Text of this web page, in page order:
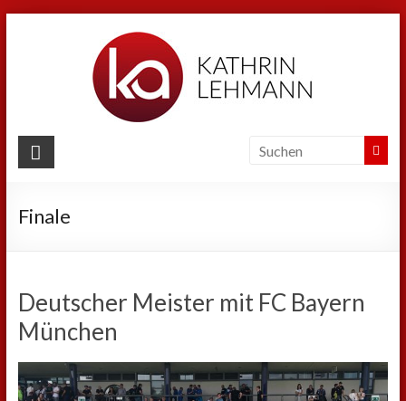
Kathrin
Sport
Privat
Finale
Deutscher Meister mit FC Bayern
München